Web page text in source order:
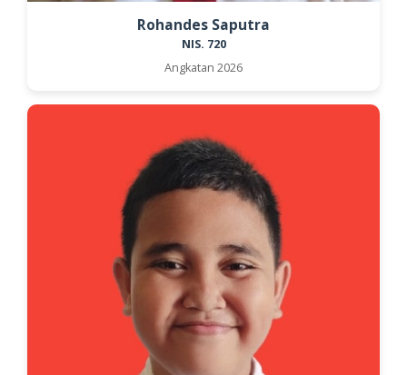
Rohandes Saputra
NIS. 720
Angkatan 2026